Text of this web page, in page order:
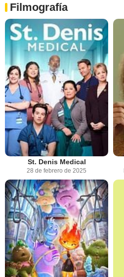
Filmografía
St. Denis Medical
28 de febrero de 2025